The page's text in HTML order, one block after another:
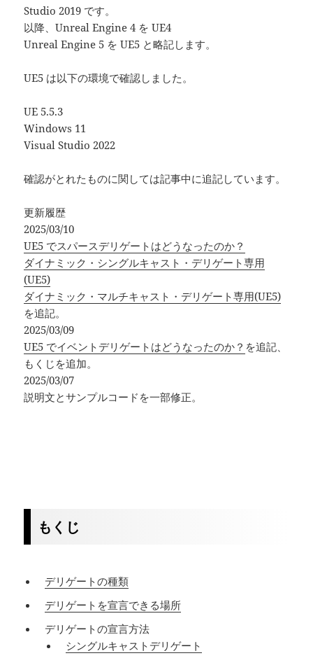
Studio 2019 です。
以降、Unreal Engine 4 を UE4
Unreal Engine 5 を UE5 と略記します。
UE5 は以下の環境で確認しました。
UE 5.5.3
Windows 11
Visual Studio 2022
確認がとれたものに関しては記事中に追記しています。
更新履歴
2025/03/10
UE5 でスパースデリゲートはどうなったのか？
ダイナミック・シングルキャスト・デリゲート専用
(UE5)
ダイナミック・マルチキャスト・デリゲート専用(UE5)
を追記。
2025/03/09
UE5 でイベントデリゲートはどうなったのか？ を追記、
もくじを追加。
2025/03/07
説明文とサンプルコードを一部修正。
もくじ
デリゲートの種類
デリゲートを宣言できる場所
デリゲートの宣言方法
シングルキャストデリゲート